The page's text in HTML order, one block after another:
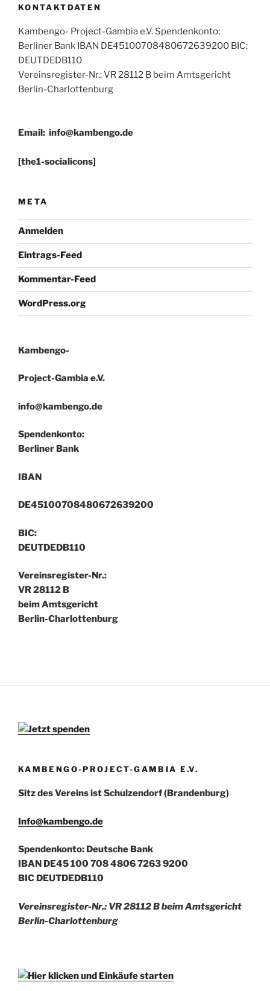
KONTAKTDATEN
Kambengo- Project-Gambia e.V. Spendenkonto:
Berliner Bank IBAN DE45100708480672639200 BIC:
DEUTDEDB110
Vereinsregister-Nr.: VR 28112 B beim Amtsgericht
Berlin-Charlottenburg
Email: info@kambengo.de
[the1-socialicons]
META
Anmelden
Eintrags-Feed
Kommentar-Feed
WordPress.org
Kambengo-
Project-Gambia e.V.
info@kambengo.de
Spendenkonto:
Berliner Bank
IBAN
DE45100708480672639200
BIC:
DEUTDEDB110
Vereinsregister-Nr.:
VR 28112 B
beim Amtsgericht
Berlin-Charlottenburg
KAMBENGO-PROJECT-GAMBIA E.V.
Sitz des Vereins ist Schulzendorf (Brandenburg)
Info@kambengo.de
Spendenkonto: Deutsche Bank
IBAN DE45 100 708 4806 7263 9200
BIC DEUTDEDB110
Vereinsregister-Nr.: VR 28112 B beim Amtsgericht
Berlin-Charlottenburg